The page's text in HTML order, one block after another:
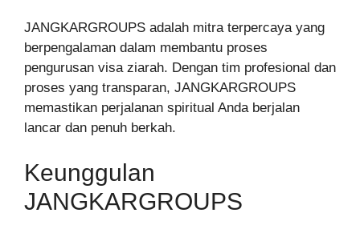
JANGKARGROUPS adalah mitra terpercaya yang
berpengalaman dalam membantu proses
pengurusan visa ziarah. Dengan tim profesional dan
proses yang transparan, JANGKARGROUPS
memastikan perjalanan spiritual Anda berjalan
lancar dan penuh berkah.
Keunggulan
JANGKARGROUPS